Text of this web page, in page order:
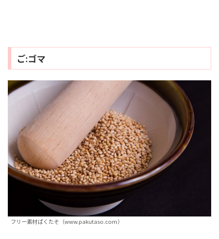
ご:ゴマ
フリー素材ぱくたそ（www.pakutaso.com）